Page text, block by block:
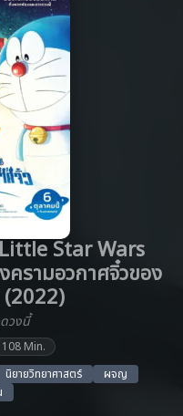
Star Wars
ครามอวกาศจิ๋วของ
วงนี้
108 Min.
นิยายวิทยาศาสตร์
ผจญ